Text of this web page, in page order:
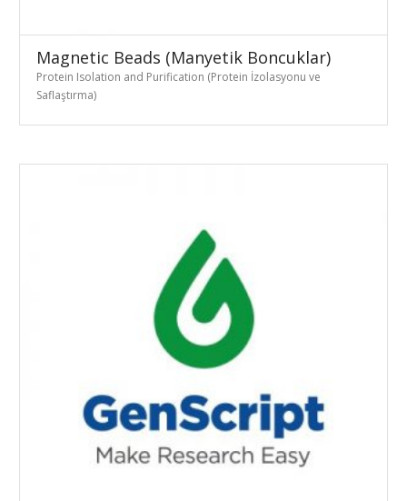
Magnetic Beads (Manyetik Boncuklar)
Protein Isolation and Purification (Protein İzolasyonu ve
Saflaştırma)